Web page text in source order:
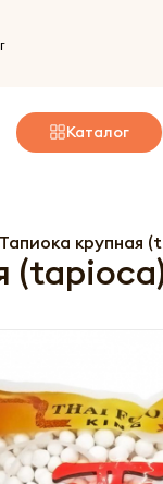
Каталог
Тапиока крупная